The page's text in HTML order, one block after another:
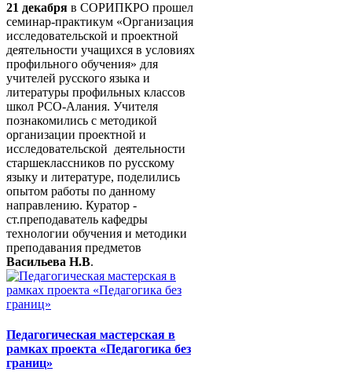
21 декабря в СОРИПКРО прошел
семинар-практикум «Организация
исследовательской и проектной
деятельности учащихся в условиях
профильного обучения» для
учителей русского языка и
литературы профильных классов
школ РСО-Алания. Учителя
познакомились с методикой
организации проектной и
исследовательской деятельности
старшеклассников по русскому
языку и литературе, поделились
опытом работы по данному
направлению. Куратор -
ст.преподаватель кафедры
технологии обучения и методики
преподавания предметов
Васильева Н.В.
Педагогическая мастерская в
рамках проекта «Педагогика без
границ»